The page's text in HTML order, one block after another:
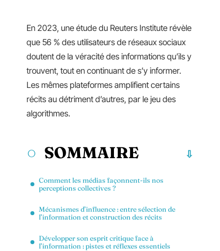
En 2023, une étude du Reuters Institute révèle
que 56 % des utilisateurs de réseaux sociaux
doutent de la véracité des informations qu’ils y
trouvent, tout en continuant de s’y informer.
Les mêmes plateformes amplifient certains
récits au détriment d’autres, par le jeu des
algorithmes.
SOMMAIRE
Comment les médias façonnent-ils nos
perceptions collectives ?
Mécanismes d’influence : entre sélection de
l’information et construction des récits
Développer son esprit critique face à
l’information : pistes et réflexes essentiels